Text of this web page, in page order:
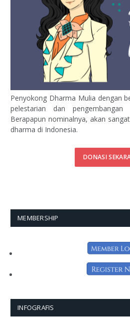
Penyokong Dharma Mulia dengan
pelestarian dan
Berapapun nominalnya, akan
dharma di Indonesia.
DONASI
MEMBERSHIP
INFOGRAFIS